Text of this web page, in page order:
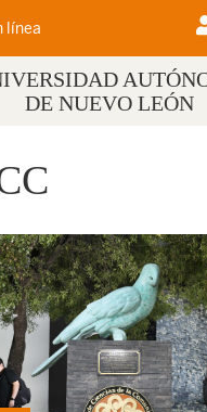
línea
DE NUEVO LEÓN